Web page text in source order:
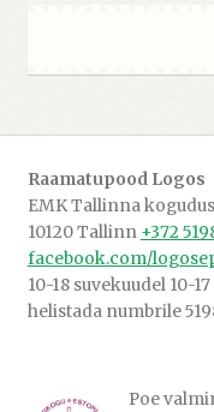
Raamatupood Logos
EMK Tallinna
10120 Tallinn +372
facebook.com/
10-18 suvekuudel 10-17
helistada numbrile
Poe